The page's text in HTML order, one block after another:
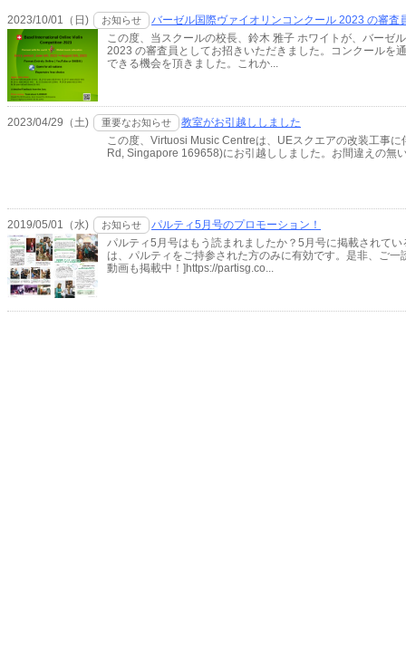
2023/10/01（日) お知らせ
バーゼル国際ヴァイオリンコンクール 2023 の審査
この度、当スクールの校長、鈴木 雅子 ホワイトが、バーゼ
2023 の審査員としてお招きいただきました。コンクールを
できる機会を頂きました。これか...
2023/04/29（土) 重要なお知らせ
教室がお引越ししました
この度、Virtuosi Music Centreは、UEスクエアの改装工事
Rd, Singapore 169658)にお引越ししました。お間違えの無
2019/05/01（水) お知らせ
パルティ5月号のプロモーション！
パルティ5月号はもう読まれましたか？5月号に掲載されて
は、パルティをご持参された方のみに有効です。是非、ご
動画も掲載中！]https://partisg.co...